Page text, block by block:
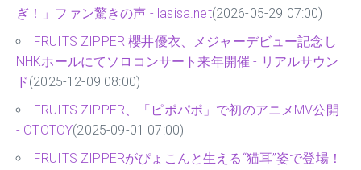
ぎ！」ファン驚きの声 - lasisa.net(2026-05-29 07:00)
FRUITS ZIPPER 櫻井優衣、メジャーデビュー記念し
NHKホールにてソロコンサート来年開催 - リアルサウン
ド(2025-12-09 08:00)
FRUITS ZIPPER、「ピポパポ」で初のアニメMV公開
- OTOTOY(2025-09-01 07:00)
FRUITS ZIPPERがぴょこんと生える“猫耳”姿で登場！